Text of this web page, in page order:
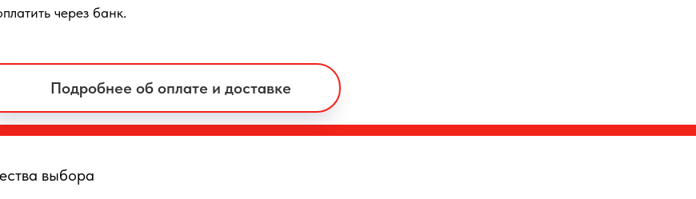
через банк.
Подробнее об оплате и доставке
выбора